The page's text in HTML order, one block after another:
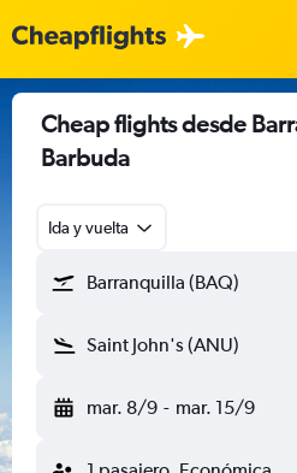
Cheap flights desde
Barbuda
Ida y vuelta
Barranquilla (BAQ)
Saint John's (ANU)
mar. 8/9 - mar. 15/9